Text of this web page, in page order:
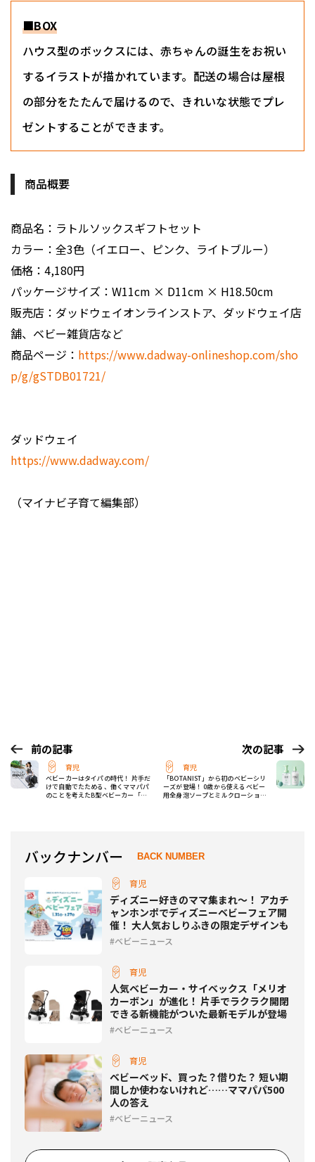
■BOX
ハウス型のボックスには、赤ちゃんの誕生をお祝い
するイラストが描かれています。配送の場合は屋根
の部分をたたんで届けるので、きれいな状態でプレ
ゼントすることができます。
商品概要
商品名：ラトルソックスギフトセット
カラー：全3色（イエロー、ピンク、ライトブルー）
価格：4,180円
パッケージサイズ：W11cm × D11cm × H18.50cm
販売店：ダッドウェイオンラインストア、ダッドウェイ店
舗、ベビー雑貨店など
商品ページ： https://www.dadway-onlineshop.com/sho
p/g/gSTDB01721/
ダッドウェイ
https://www.dadway.com/
（マイナビ子育て編集部）
前の記事
育児
ベビーカーはタイパの時代！ 片手だ
けで自動でたためる、働くママパパ
のことを考えたB型ベビーカー「ヴ
次の記事
育児
「BOTANIST」から初のベビーシリ
ーズが登場！ 0歳から使えるベビー
用全身泡ソープとミルクローション
バックナンバー BACK NUMBER
育児
ディズニー好きのママ集まれ～！ アカチ
ャンホンポでディズニーベビーフェア開
催！ 大人気おしりふきの限定デザインも
ベビーニュース
育児
人気ベビーカー・サイベックス「メリオ
カーボン」が進化！ 片手でラクラク開閉
できる新機能がついた最新モデルが登場
ベビーニュース
育児
ベビーベッド、買った？借りた？ 短い期
間しか使わないけれど……ママパパ500
人の答え
ベビーニュース